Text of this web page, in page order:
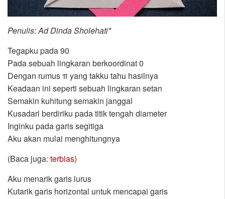
Penulis: Ad Dinda Sholehati*
Tegapku pada 90
Pada sebuah lingkaran berkoordinat 0
Dengan rumus π yang takku tahu hasilnya
Keadaan ini seperti sebuah lingkaran setan
Semakin kuhitung semakin janggal
Kusadari berdiriku pada titik tengah diameter
Inginku pada garis segitiga
Aku akan mulai menghitungnya
(Baca juga: terbias)
Aku menarik garis lurus
Kutarik garis horizontal untuk mencapai garis